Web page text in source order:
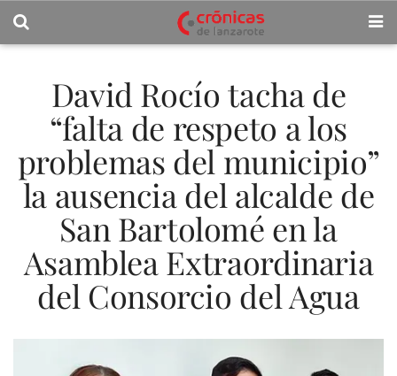
David Rocío tacha de
“falta de respeto a los
problemas del municipio”
la ausencia del alcalde de
San Bartolomé en la
Asamblea Extraordinaria
del Consorcio del Agua